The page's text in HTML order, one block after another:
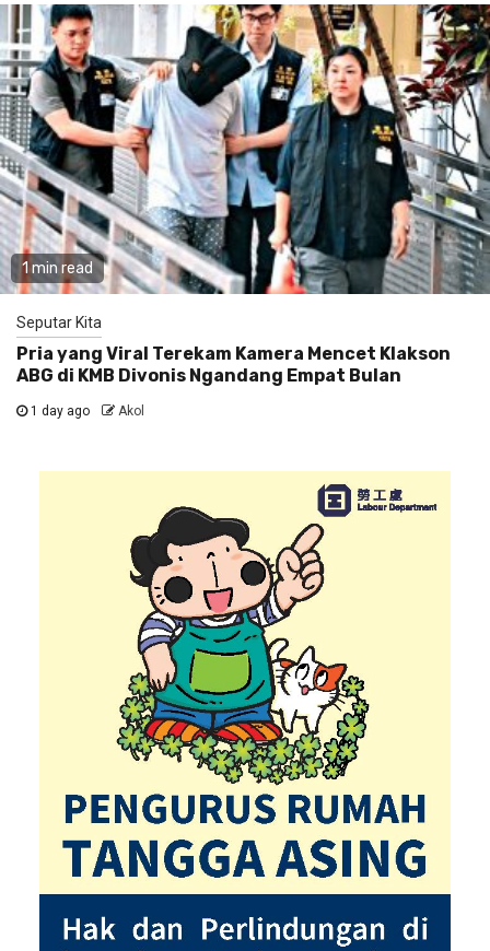
1 min read
Seputar Kita
Pria yang Viral Terekam Kamera Mencet Klakson
ABG di KMB Divonis Ngandang Empat Bulan
1 day ago Akol